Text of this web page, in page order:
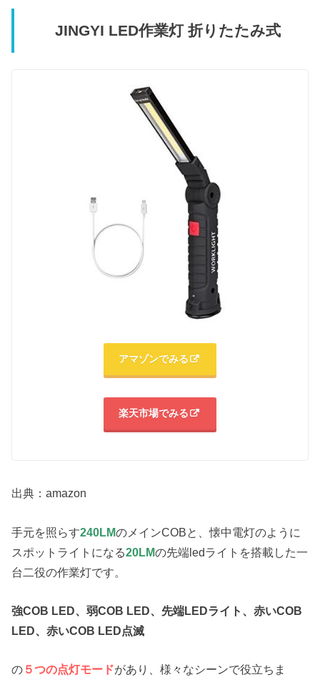
JINGYI LED作業灯 折りたたみ式
アマゾンでみる
楽天市場でみる
出典：amazon
手元を照らす240LMのメインCOBと、懐中電灯のように
スポットライトになる20LMの先端ledライトを搭載した一
台二役の作業灯です。
強COB LED、弱COB LED、 先端LEDライト、赤いCOB
LED、赤いCOB LED点滅
の ５つの点灯モードがあり、様々なシーンで役立ちま